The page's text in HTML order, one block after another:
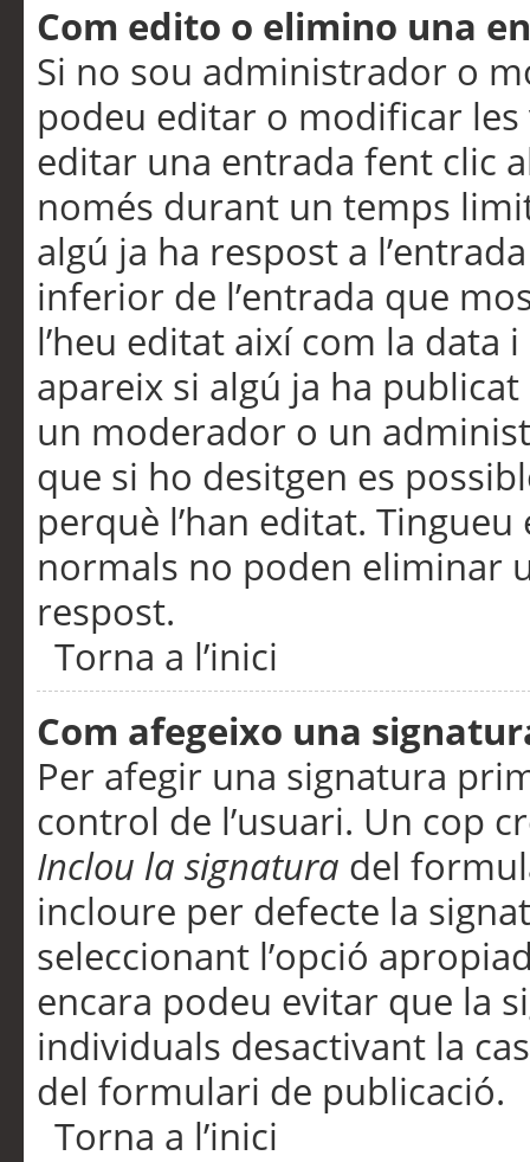
Com edito o elimino una
Si no sou administrador o
podeu editar o modificar
editar una entrada fent clic
només durant un temps
algú ja ha respost a
inferior de l’entrada que
l’heu editat així com la data
apareix si algú ja ha
un moderador o un
que si ho desitgen es
perquè l’han editat.
normals no poden eliminar
respost.
Torna a l’inici
Com afegeixo una
Per afegir una signatura
control de l’usuari. Un cop
Inclou la signatura del
incloure per defecte la
seleccionant l’opció
encara podeu evitar que la
individuals desactivant la
del formulari de publicació.
Torna a l’inici